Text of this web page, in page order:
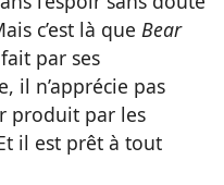
c’est là que Bear
par ses
il n’apprécie pas
produit par les
il est prêt à tout